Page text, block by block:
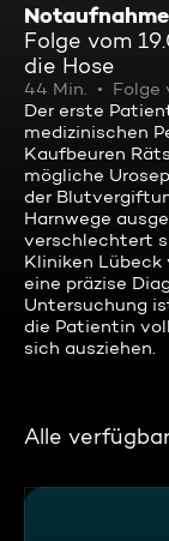
Folge vom
die Hose
44 Min. Folge
Der erste
medizinischen
Kaufbeuren
mögliche
der
Harnwege
verschlechtert
Kliniken
eine präzise
Untersuchung
die Patientin
sich ausziehen.
Alle